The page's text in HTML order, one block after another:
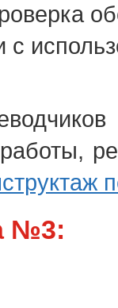
с
№3: